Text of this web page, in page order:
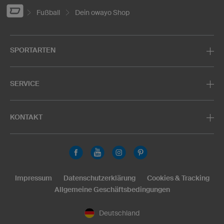
Fußball Dein owayo Shop
SPORTARTEN
SERVICE
KONTAKT
Deutschland
Impressum Datenschutzerklärung
Cookies & Tracking
Allgemeine Geschäftsbedingungen